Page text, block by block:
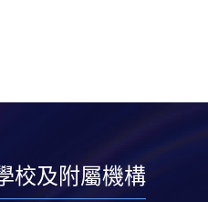
校及附屬機構